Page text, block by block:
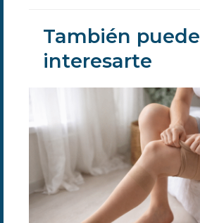
También puede
interesarte